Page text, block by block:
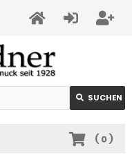
SUCHEN
( 0)